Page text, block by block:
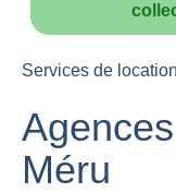
Services de
Méru